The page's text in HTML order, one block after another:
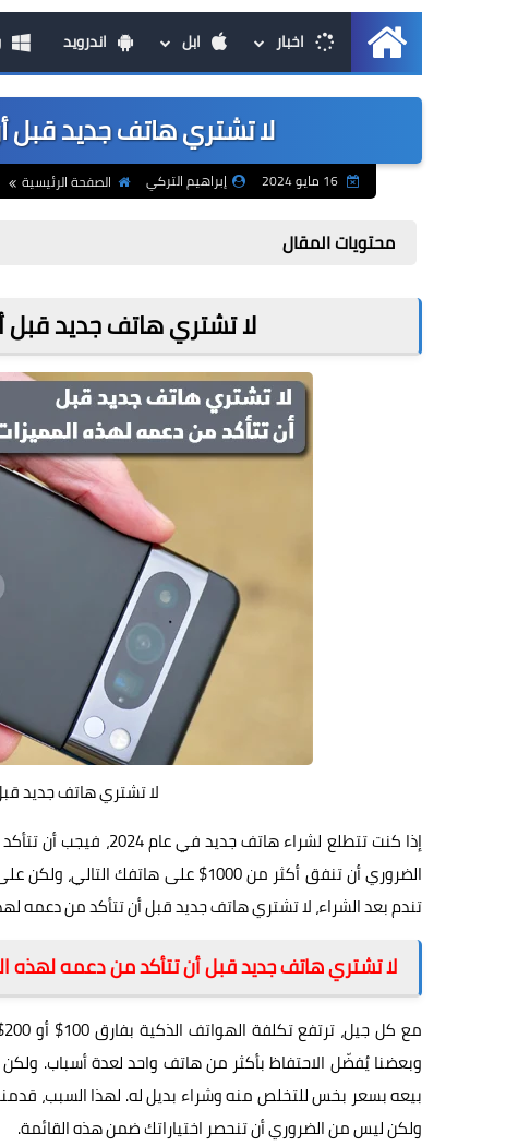
الرئيسيةاخبار ابل اندرويد
لا تشتري هاتف جديد قبل
إبراهيم التركي الصفحة الرئيسية
محتويات المقال
لا تشتري هاتف جديد
لا تشتري هاتف جديد
إذا كنت تتطلع لشراء
الضروري أن تنفق أكثر من 1000$ على
تندم بعد الشراء، لا تشتري هاتف جديد قبل أن تتأكد من دعمه
لا تشتري هاتف جديد قبل أن تتأكد من دعمه لهذه
وبعضنا يُفضّل الاحتفاظ بأكثر من هاتف واحد لعدة أسباب.
بيعه بسعر بخس للتخلص منه وشراء بديل له. لهذا السبب،
ولكن ليس من الضروري أن تنحصر اختياراتك ضمن هذه القائمة.